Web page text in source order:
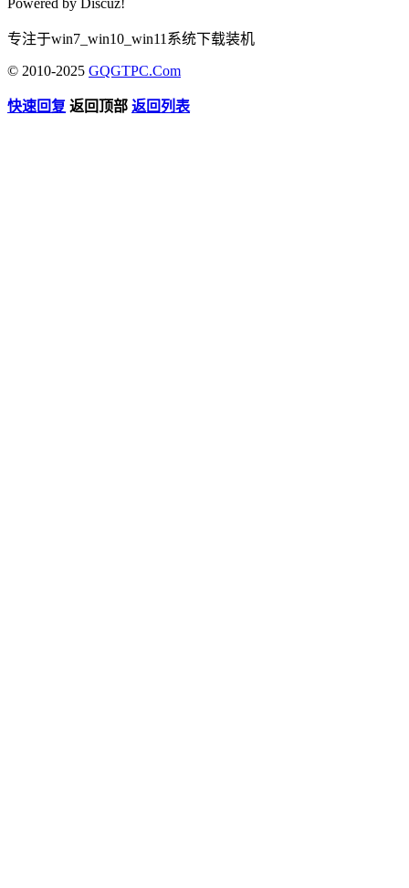
专注于win7_win10_win11系统下载装机
© 2010-2025 GQGTPC.Com
快速回复 返回顶部 返回列表